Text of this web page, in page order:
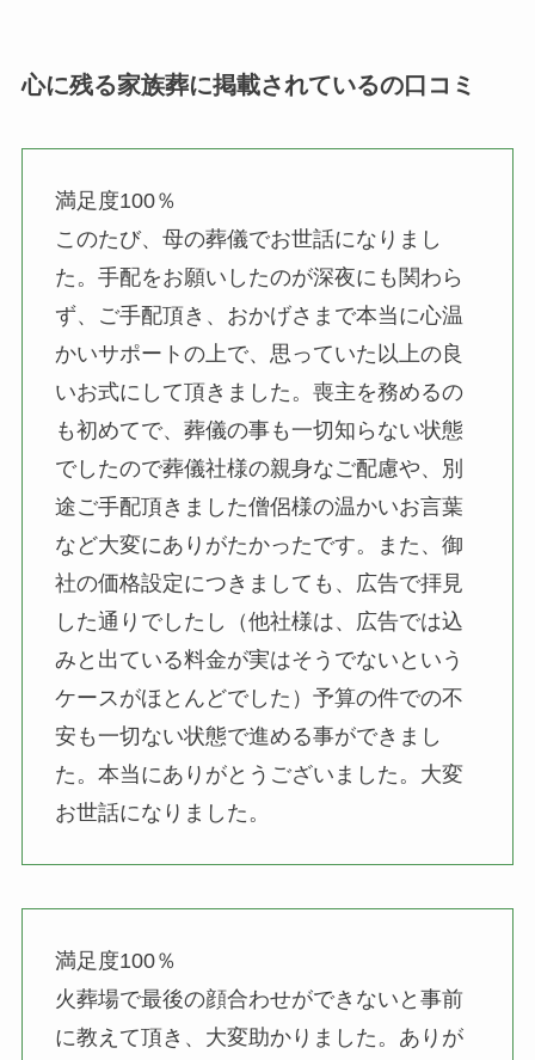
心に残る家族葬に掲載されているの口コミ
満足度100％
このたび、母の葬儀でお世話になりまし
た。手配をお願いしたのが深夜にも関わら
ず、ご手配頂き、おかげさまで本当に心温
かいサポートの上で、思っていた以上の良
いお式にして頂きました。喪主を務めるの
も初めてで、葬儀の事も一切知らない状態
でしたので葬儀社様の親身なご配慮や、別
途ご手配頂きました僧侶様の温かいお言葉
など大変にありがたかったです。また、御
社の価格設定につきましても、広告で拝見
した通りでしたし（他社様は、広告では込
みと出ている料金が実はそうでないという
ケースがほとんどでした）予算の件での不
安も一切ない状態で進める事ができまし
た。本当にありがとうございました。大変
お世話になりました。
満足度100％
火葬場で最後の顔合わせができないと事前
に教えて頂き、大変助かりました。ありが